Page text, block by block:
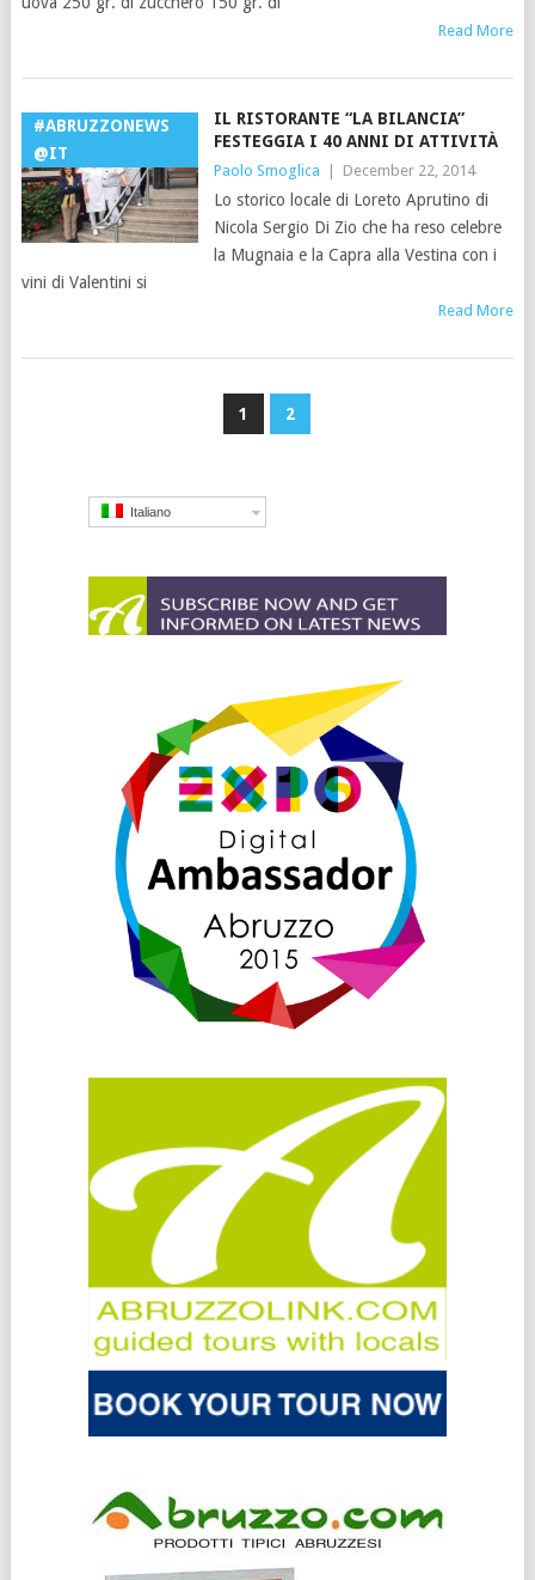
Read More
#ABRUZZONEWS
@IT
IL RISTORANTE “LA BILANCIA”
FESTEGGIA I 40 ANNI DI ATTIVITÀ
Paolo Smoglica December 22, 2014
Lo storico locale di Loreto Aprutino di
Nicola Sergio Di Zio che ha reso celebre
la Mugnaia e la Capra alla Vestina con i
vini di Valentini si
Read More
1 2
Italiano